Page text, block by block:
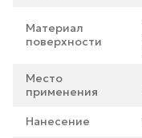
Материал
поверхности
Место
применения
Нанесение